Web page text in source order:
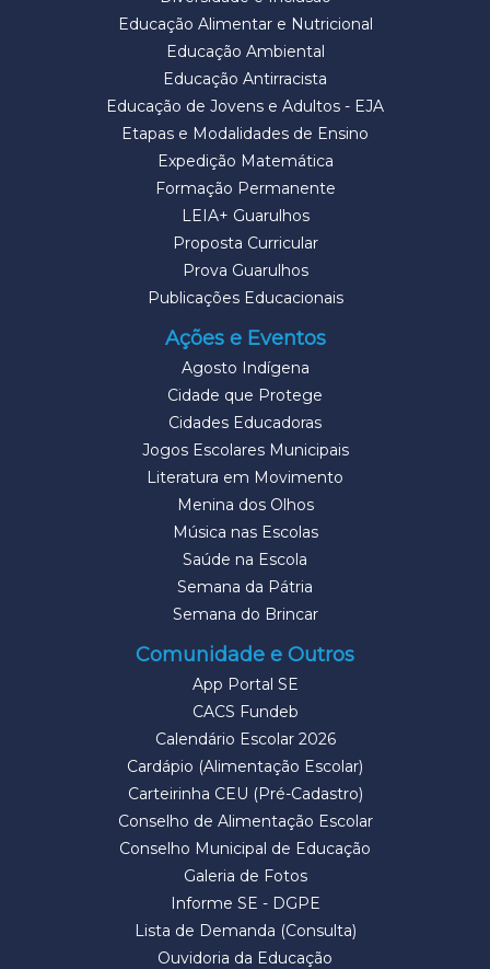
Educação Alimentar e Nutricional
Educação Ambiental
Educação Antirracista
Educação de Jovens e Adultos - EJA
Etapas e Modalidades de Ensino
Expedição Matemática
Formação Permanente
LEIA+ Guarulhos
Proposta Curricular
Prova Guarulhos
Publicações Educacionais
Ações e Eventos
Agosto Indígena
Cidade que Protege
Cidades Educadoras
Jogos Escolares Municipais
Literatura em Movimento
Menina dos Olhos
Música nas Escolas
Saúde na Escola
Semana da Pátria
Semana do Brincar
Comunidade e Outros
App Portal SE
CACS Fundeb
Calendário Escolar 2026
Cardápio (Alimentação Escolar)
Carteirinha CEU (Pré-Cadastro)
Conselho de Alimentação Escolar
Conselho Municipal de Educação
Galeria de Fotos
Informe SE - DGPE
Lista de Demanda (Consulta)
Ouvidoria da Educação